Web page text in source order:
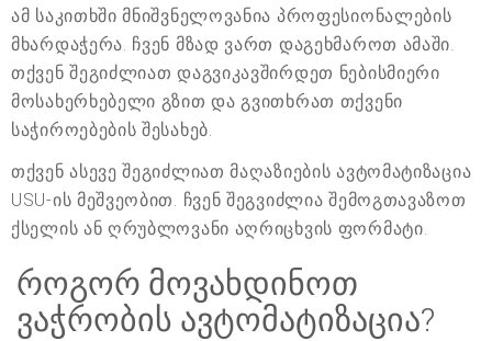
ამ საკითხში მნიშვნელოვანია პროფესიონალების
მხარდაჭერა. ჩვენ მზად ვართ დაგეხმაროთ ამაში.
თქვენ შეგიძლიათ დაგვიკავშირდეთ ნებისმიერი
მოსახერხებელი გზით და გვითხრათ თქვენი
საჭიროებების შესახებ.
თქვენ ასევე შეგიძლიათ მაღაზიების ავტომატიზაცია
USU-ის მეშვეობით. ჩვენ შეგვიძლია შემოგთავაზოთ
ქსელის ან ღრუბლოვანი აღრიცხვის ფორმატი.
როგორ მოვახდინოთ
ვაჭრობის ავტომატიზაცია?